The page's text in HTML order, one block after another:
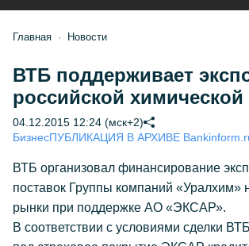
Главная Новости
ВТБ поддерживает
российской химической
04.12.2015 12:24 (мск+2)
БизнесПУБЛИКАЦИЯ В АРХИВЕ
ВТБ организовал финансирование
поставок Группы компаний «Уралхим»
рынки при поддержке АО «ЭКСАР».
В соответствии с условиями сделки